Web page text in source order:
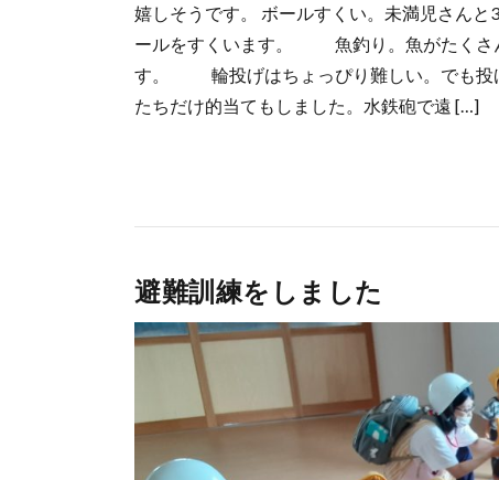
嬉しそうです。 ボールすくい。未満児さん
ールをすくいます。 魚釣り。魚がたくさ
す。 輪投げはちょっぴり難しい。でも
たちだけ的当てもしました。水鉄砲で遠 […]
避難訓練をしました